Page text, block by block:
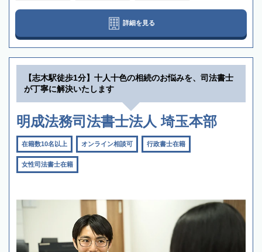
詳細を見る
【志木駅徒歩1分】十人十色の相続のお悩みを、司法書士
が丁寧に解決いたします
明成法務司法書士法人 埼玉本部
在籍数10名以上 オンライン相談可 行政書士在籍
女性司法書士在籍